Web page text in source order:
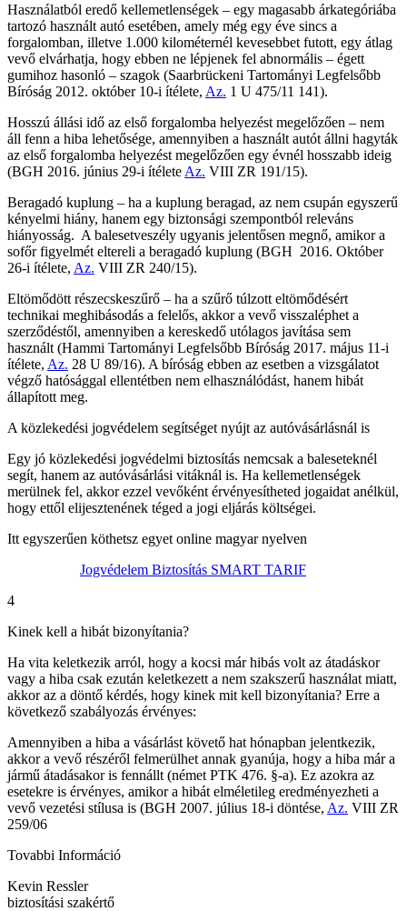
Használatból eredő kellemetlenségek – egy magasabb árkategóriába
tartozó használt autó esetében, amely még egy éve sincs a
forgalomban, illetve 1.000 kilométernél kevesebbet futott, egy átlag
vevő elvárhatja, hogy ebben ne lépjenek fel abnormális – égett
gumihoz hasonló – szagok (Saarbrückeni Tartományi Legfelsőbb
Bíróság 2012. október 10-i ítélete, Az. 1 U 475/11 141).
Hosszú állási idő az első forgalomba helyezést megelőzően – nem
áll fenn a hiba lehetősége, amennyiben a használt autót állni hagyták
az első forgalomba helyezést megelőzően egy évnél hosszabb ideig
(BGH 2016. június 29-i ítélete Az. VIII ZR 191/15).
Beragadó kuplung – ha a kuplung beragad, az nem csupán egyszerű
kényelmi hiány, hanem egy biztonsági szempontból releváns
hiányosság. A balesetveszély ugyanis jelentősen megnő, amikor a
sofőr figyelmét eltereli a beragadó kuplung (BGH 2016. Október
26-i ítélete, Az. VIII ZR 240/15).
Eltömődött részecskeszűrő – ha a szűrő túlzott eltömődésért
technikai meghibásodás a felelős, akkor a vevő visszaléphet a
szerződéstől, amennyiben a kereskedő utólagos javítása sem
használt (Hammi Tartományi Legfelsőbb Bíróság 2017. május 11-i
ítélete, Az. 28 U 89/16). A bíróság ebben az esetben a vizsgálatot
végző hatósággal ellentétben nem elhasználódást, hanem hibát
állapított meg.
A közlekedési jogvédelem segítséget nyújt az autóvásárlásnál is
Egy jó közlekedési jogvédelmi biztosítás nemcsak a baleseteknél
segít, hanem az autóvásárlási vitáknál is. Ha kellemetlenségek
merülnek fel, akkor ezzel vevőként érvényesítheted jogaidat anélkül,
hogy ettől elijesztenének téged a jogi eljárás költségei.
Itt egyszerűen köthetsz egyet online magyar nyelven
Jogvédelem Biztosítás SMART TARIF
4
Kinek kell a hibát bizonyítania?
Ha vita keletkezik arról, hogy a kocsi már hibás volt az átadáskor
vagy a hiba csak ezután keletkezett a nem szakszerű használat miatt,
akkor az a döntő kérdés, hogy kinek mit kell bizonyítania? Erre a
következő szabályozás érvényes:
Amennyiben a hiba a vásárlást követő hat hónapban jelentkezik,
akkor a vevő részéről felmerülhet annak gyanúja, hogy a hiba már a
jármű átadásakor is fennállt (német PTK 476. §-a). Ez azokra az
esetekre is érvényes, amikor a hibát elméletileg eredményezheti a
vevő vezetési stílusa is (BGH 2007. július 18-i döntése, Az. VIII ZR
259/06
Tovabbi Információ
Kevin Ressler
biztosítási szakértő